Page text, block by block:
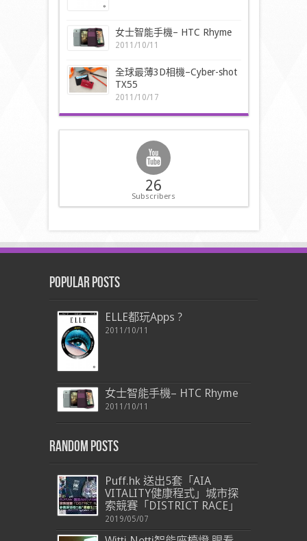
女士智能手機– HTC Rhyme
2011/10/11
全球最薄3D相機–Cyber-shot
TX55
2011/10/17
26
Subscribers
Popular Posts
ELLE都玩Apps ?
2011/10/11
女士智能手機– HTC Rhyme
2011/10/11
Random Posts
Puff.hk 送出5套「AIA
VITALITY健康程式」城市探
索競賽「DISTRICT RACE」
2019/05/07